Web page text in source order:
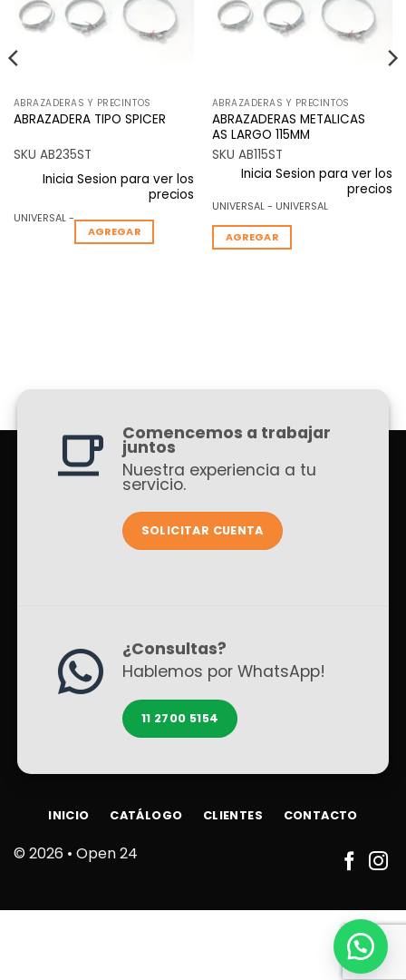
ABRAZADERAS Y PRECINTOS
ABRAZADERA TIPO SPICER
SKU AB235ST
Inicia Sesion para ver los
precios
UNIVERSAL -
AGREGAR
ABRAZADERAS Y PRECINTOS
ABRAZADERAS METALICAS
AS LARGO 115MM
SKU AB115ST
Inicia Sesion para ver los
precios
UNIVERSAL - UNIVERSAL
AGREGAR
Comencemos a trabajar
juntos
Nuestra experiencia a tu
servicio.
SOLICITAR CUENTA
¿Consultas?
Hablemos por WhatsApp!
11 2700 5154
© 2026 • Open 24
INICIO CATÁLOGO CLIENTES CONTACTO